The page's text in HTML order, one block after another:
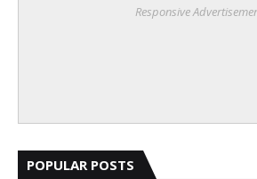
Responsive
POPULAR POSTS